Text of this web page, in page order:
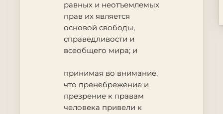
равных и неотъемлемых
прав их является
основой свободы,
справедливости и
всеобщего мира; и
принимая во внимание,
что пренебрежение и
презрение к правам
человека привели к